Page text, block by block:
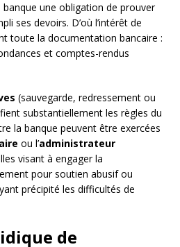
une obligation de prouver
ses devoirs. D’où l’intérêt de
toute la documentation bancaire :
et comptes-rendus
(sauvegarde, redressement ou
substantiellement les règles du
la banque peuvent être exercées
ou l’administrateur
visant à engager la
pour soutien abusif ou
précipité les difficultés de
de